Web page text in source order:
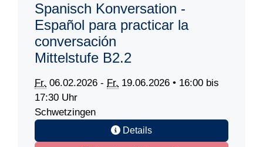
Spanisch Konversation -
Español para practicar la
conversación
Mittelstufe B2.2
Fr. 06.02.2026 - Fr. 19.06.2026 • 16:00 bis
17:30 Uhr
Schwetzingen
Details